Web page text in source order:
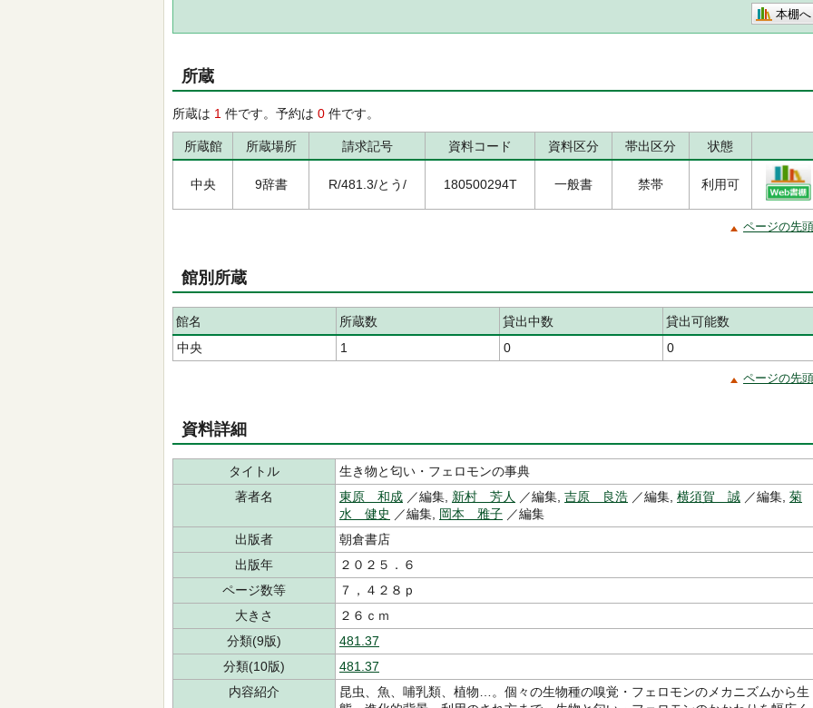
本棚へ
所蔵
所蔵は 1 件です。予約は 0 件です。
所蔵館 所蔵場所 請求記号 資料コード 資料区分 帯出区分 状態
中央 9辞書 R/481.3/とう/ 180500294T 一般書 禁帯 利用可
ページの先
館別所蔵
館名 所蔵数 貸出中数
貸出可能数
中央
1 0 0
ページの先
資料詳細
タイトル
生き物と匂い・フェロモンの事典
著者名
東原 和成 ／編集, 新村 芳人 ／編集, 吉原 良浩 ／編集, 横須賀 誠 ／編集, 菊
水 健史 ／編集, 岡本 雅子 ／編集
出版者
朝倉書店
出版年
２０２５．６
ページ数等
７，４２８ｐ
大きさ
２６ｃｍ
分類(9版)
481.37
分類(10版)
481.37
内容紹介
昆虫、魚、哺乳類、植物…。個々の生物種の嗅覚・フェロモンのメカニズムから生